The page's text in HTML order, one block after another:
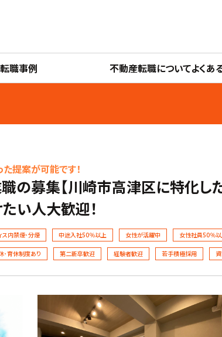
職事例 不動産転職についてよくあ
提案が可能です！
の募集【川崎市高津区に特化し
い人大歓迎！
ス内禁煙･分煙 中途入社50％以上 女性が活躍中 女性社員50％
･育休制度あり 第二新卒歓迎 経験者歓迎 若手積極採用